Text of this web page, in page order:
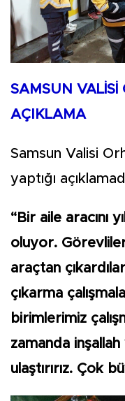
SAMSUN VALİSİ
AÇIKLAMA
Samsun Valisi
yaptığı
“Bir aile aracını
oluyor.
araçtan
çıkarma
birimlerimiz
zamanda inşallah
ulaştırırız. Çok